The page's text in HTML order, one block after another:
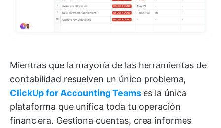
Mientras que la mayoría de las herramientas de
contabilidad resuelven un único problema,
ClickUp for Accounting Teams es la única
plataforma que unifica toda tu operación
financiera. Gestiona cuentas, crea informes